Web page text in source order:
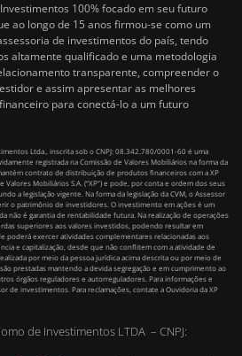
100% focado em seu futuro
ao longo de 15 anos firmou-se como um
de investimentos do país, tendo
altamente qualificado e uma metodologia
transparente, compreender o
e assim apresentar as melhores
para conectá-lo a um futuro
Ltda., inscrita sob o CNPJ: 08.342.780/0001-60 é uma
registrada na Comissão de Valores Mobiliários na forma da
contrato de distribuição de produtos financeiros com a XP
Mobiliários S.A. (“XP”) e pode, por conta e ordem dos seus
a legislação vigente. Na forma da legislação da CVM, o Assessor
o patrimônio de investidores. O investimento em ações é um
não é garantia de rentabilidade futura. Na realização de operações
superiores aos valores investidos, podendo resultar em
poderá exercer atividades complementares relacionadas aos
e capitalização, desde que não conflitem com a atividade de
por meio da pessoa jurídica acima descrita ou por meio de
prestadas mantendo a devida segregação e em cumprimento ao
órgãos reguladores e autorreguladores. Para informações e
de investimentos. Para reclamações, contate a Ouvidoria da XP
de Investimentos LTDA – CNPJ: